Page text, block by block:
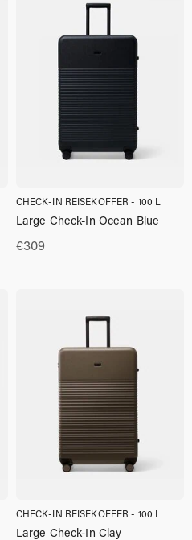
CHECK-IN REISEKOFFER - 100 L
€309
Large Check-In Ocean Blue
CHECK-IN REISEKOFFER - 100 L
Large Check-In Clay